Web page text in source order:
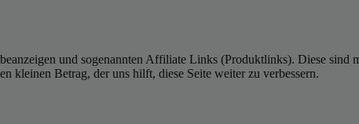
und sogenannten Affiliate Links (Produktlinks). Diese
kleinen Betrag, der uns hilft, diese Seite weiter zu verbessern.